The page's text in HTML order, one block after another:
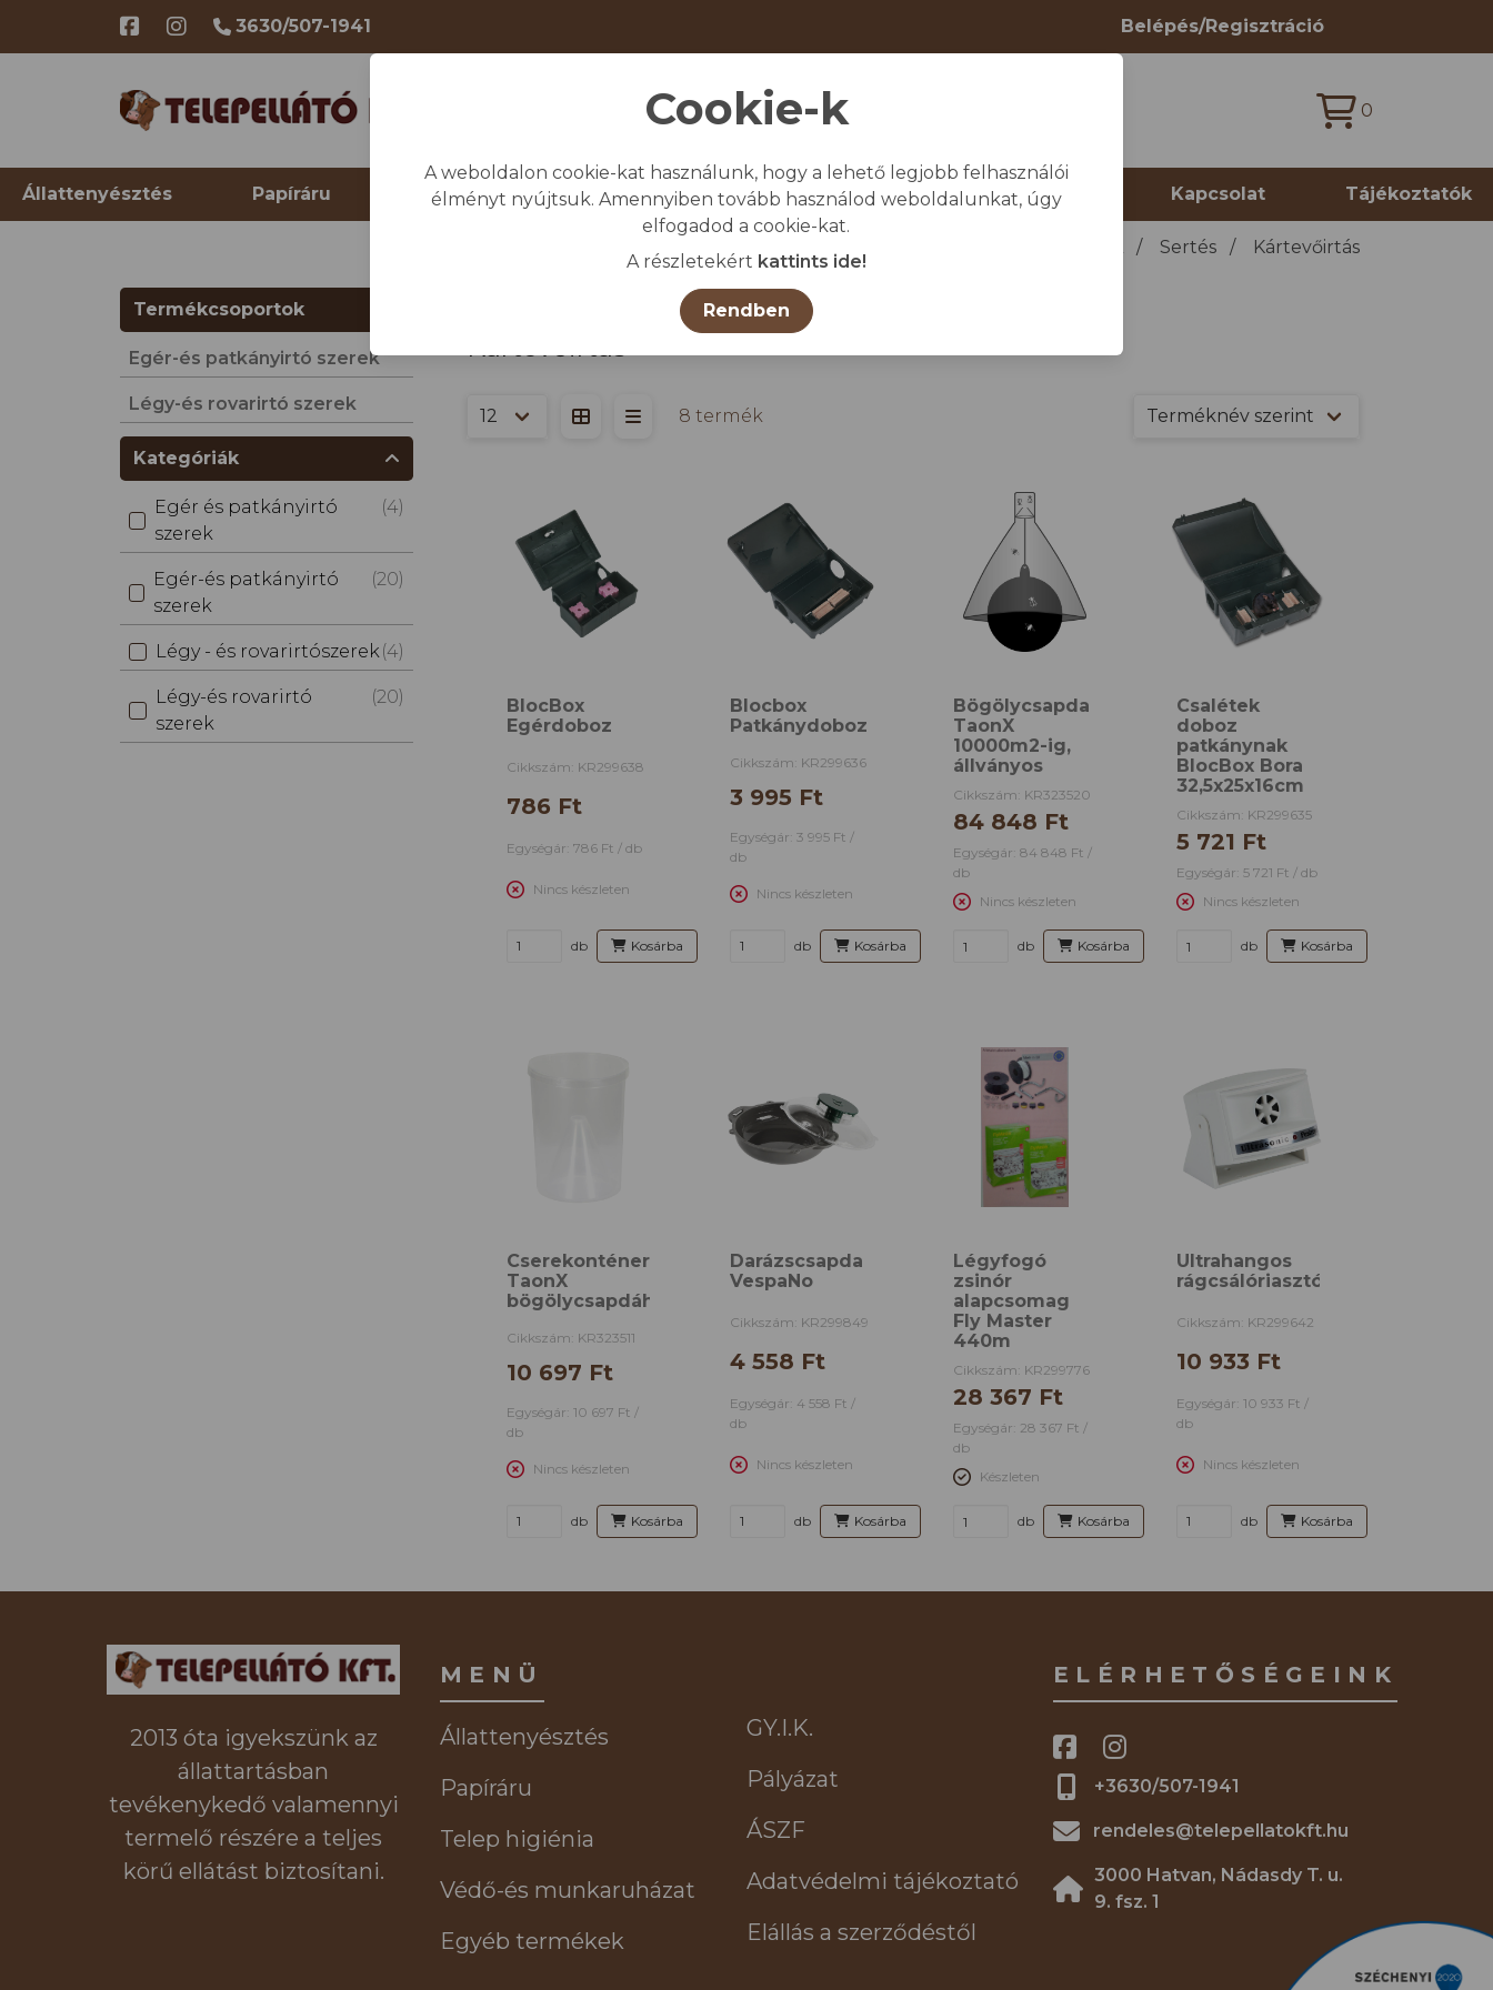
3630/507-1941 Belépés/Regisztráció
0
Állattenyésztés Papíráru Telep higiénia Védő-és munkaruházat Egyéb termékek Kapcsolat Tájékoztatók
/ Sertés / Kártevőirtás
Termékcsoportok
Egér-és patkányirtó szerek
Légy-és rovarirtó szerek
Kategóriák
Egér és patkányirtó
szerek
(4)
Egér-és patkányirtó
szerek
(20)
Légy - és rovarirtószerek(4)
Légy-és rovarirtó
szerek
(20)
Kártevőirtás
8 termék
BlocBox
Egérdoboz
Cikkszám: KR299638
786 Ft
Egységár: 786 Ft / db
Nincs készleten
db Kosárba
Blocbox
Patkánydoboz
Cikkszám: KR299636
3 995 Ft
Egységár: 3 995 Ft /
db
Nincs készleten
db Kosárba
Bögölycsapda
TaonX
10000m2-ig,
állványos
Cikkszám: KR323520
84 848 Ft
Egységár: 84 848 Ft /
db
Nincs készleten
db Kosárba
Csalétek
doboz
patkánynak
BlocBox Bora
32,5x25x16cm
Cikkszám: KR299635
5 721 Ft
Egységár: 5 721 Ft / db
Nincs készleten
db Kosárba
Cserekonténer
TaonX
bögölycsapdához
Cikkszám: KR323511
10 697 Ft
Egységár: 10 697 Ft /
db
Nincs készleten
db Kosárba
Darázscsapda
VespaNo
Cikkszám: KR299849
4 558 Ft
Egységár: 4 558 Ft /
db
Nincs készleten
db Kosárba
Légyfogó
zsinór
alapcsomag
Fly Master
440m
Cikkszám: KR299776
28 367 Ft
Egységár: 28 367 Ft /
db
Készleten
db Kosárba
Ultrahangos
rágcsálóriasztó
Cikkszám: KR299642
10 933 Ft
Egységár: 10 933 Ft /
db
Nincs készleten
db Kosárba
2013 óta igyekszünk az
állattartásban
tevékenykedő valamennyi
termelő részére a teljes
körű ellátást biztosítani.
MENÜ
Állattenyésztés
Papíráru
Telep higiénia
Védő-és munkaruházat
Egyéb termékek
GY.I.K.
Pályázat
ÁSZF
Adatvédelmi tájékoztató
Elállás a szerződéstől
ELÉRHETŐSÉGEINK
+3630/507-1941
rendeles@telepellatokft.hu
3000 Hatvan, Nádasdy T. u.
9. fsz. 1
Cookie-k
A weboldalon cookie-kat használunk, hogy a lehető legjobb felhasználói
élményt nyújtsuk. Amennyiben tovább használod weboldalunkat, úgy
elfogadod a cookie-kat.
A részletekért kattints ide!
Rendben